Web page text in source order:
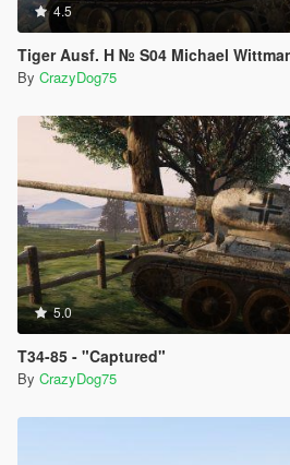
4.5
Tiger Ausf. H № S04 Michael
By CrazyDog75
5.0
T34-85 - "Captured"
By CrazyDog75